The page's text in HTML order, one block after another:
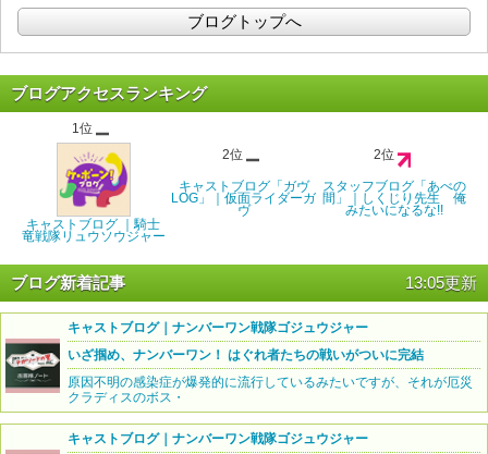
ブログトップへ
ブログアクセスランキング
1位
キャストブログ ｜騎士
竜戦隊リュウソウジャー
2位
キャストブログ「ガヴ
LOG」｜仮面ライダーガ
ヴ
2位
スタッフブログ「あべの
間」｜しくじり先生 俺
みたいになるな!!
ブログ新着記事 13:05更新
キャストブログ｜ナンバーワン戦隊ゴジュウジャー
いざ掴め、ナンバーワン！ はぐれ者たちの戦いがついに完結
原因不明の感染症が爆発的に流行しているみたいですが、それが厄災
クラディスのボス・
キャストブログ｜ナンバーワン戦隊ゴジュウジャー